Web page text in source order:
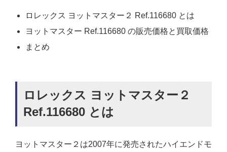
ロレックス ヨットマスター２ Ref.116680 とは
ヨットマスター Ref.116680 の販売価格と買取価格
まとめ
ロレックス ヨットマスター２
Ref.116680 とは
ヨットマスター２は2007年に発売されたハイエンドモ